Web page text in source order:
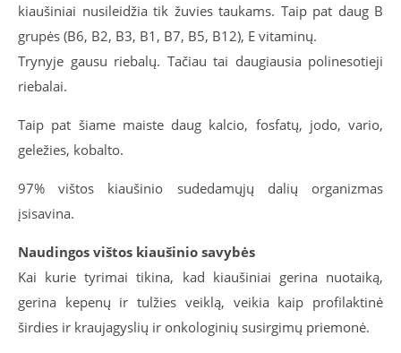
kiaušiniai nusileidžia tik žuvies taukams. Taip pat daug В
grupės (B6, B2, B3, B1, B7, B5, B12), E vitaminų.
Trynyje gausu riebalų. Tačiau tai daugiausia polinesotieji
riebalai.
Taip pat šiame maiste daug kalcio, fosfatų, jodo, vario,
geležies, kobalto.
97% vištos kiaušinio sudedamųjų dalių organizmas
įsisavina.
Naudingos vištos kiaušinio savybės
Kai kurie tyrimai tikina, kad kiaušiniai gerina nuotaiką,
gerina kepenų ir tulžies veiklą, veikia kaip profilaktinė
širdies ir kraujagyslių ir onkologinių susirgimų priemonė.